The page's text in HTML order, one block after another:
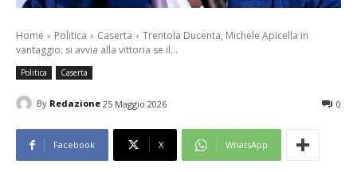
Home Politica Caserta
Trentola Ducenta, Michele Apicella in
vantaggio: si avvia alla vittoria se il...
Politica Caserta
By Redazione 25 Maggio 2026 0
Facebook X WhatsApp